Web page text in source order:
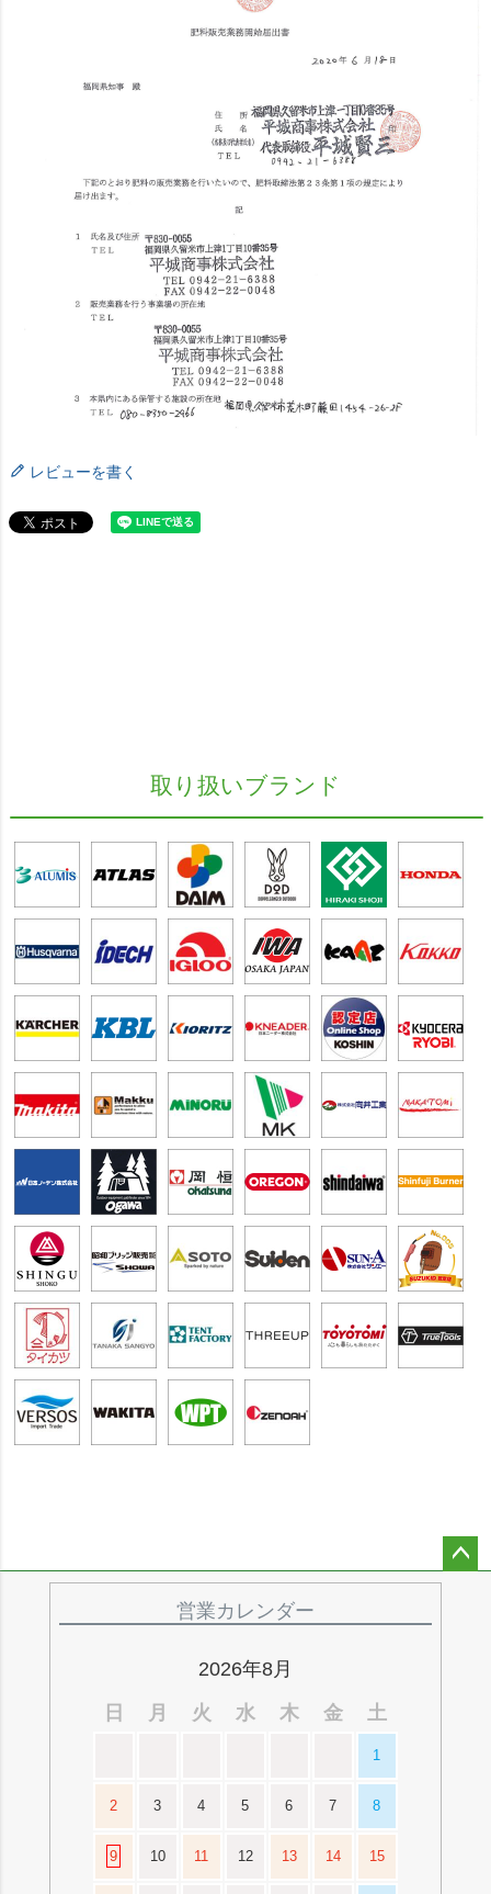
レビューを書く
取り扱いブランド
営業カレンダー
2026年8月
日
月 火 水 木 金 土
1
2 3 4 5 6 7 8
9 10 11 12 13 14 15